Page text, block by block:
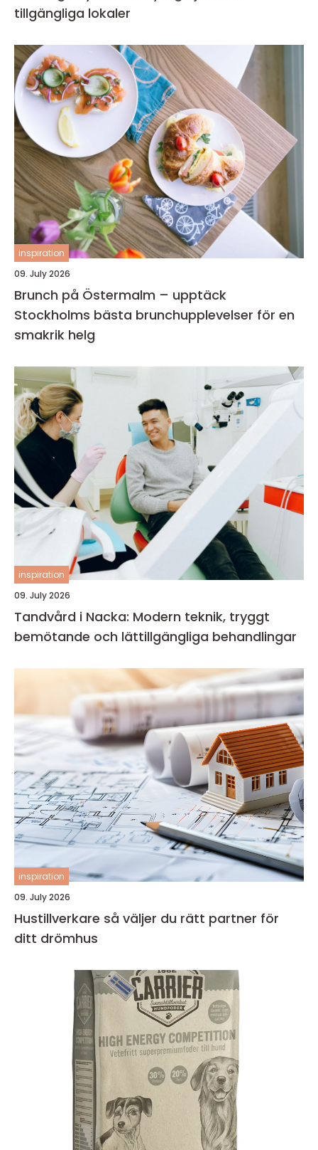
tillgängliga lokaler
inspiration
09. July 2026
Brunch på Östermalm – upptäck
Stockholms bästa brunchupplevelser för en
smakrik helg
inspiration
09. July 2026
Tandvård i Nacka: Modern teknik, tryggt
bemötande och lättillgängliga behandlingar
inspiration
09. July 2026
Hustillverkare så väljer du rätt partner för
ditt drömhus